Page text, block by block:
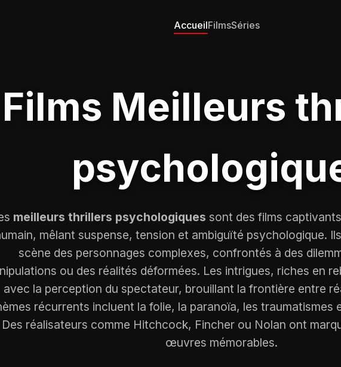
AccueilFilmsSéries
Films Meilleurs
meilleurs thrillers psychologiques sont des films
mêlant suspense, tension et ambiguïté psychologique.
scène des personnages complexes, confrontés à des
ou des réalités déformées. Les intrigues, riches en
avec la perception du spectateur, brouillant la frontière entre
récurrents incluent la folie, la paranoïa, les traumatismes
Des réalisateurs comme Hitchcock, Fincher ou Nolan ont
œuvres mémorables.